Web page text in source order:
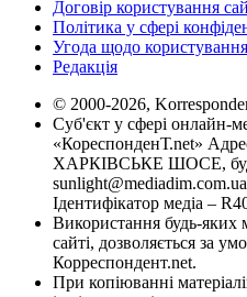
Договір користування
Політика у сфері
Угода щодо користування
Редакція
© 2000-2026,
Суб'єкт у сфері онлайн-
«КореспонденТ.net»
ХАРКІВСЬКЕ ШОСЕ,
sunlight@mediadim.com.ua
Ідентифікатор медіа –
Використання будь-яких
сайті, дозволяється за
Корреспондент.net.
При копіюванні